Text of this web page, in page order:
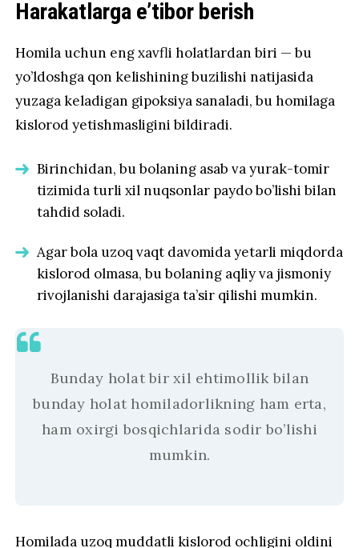
Harakatlarga e’tibor berish
Homila uchun eng xavfli holatlardan biri — bu
yo’ldoshga qon kelishining buzilishi natijasida
yuzaga keladigan gipoksiya sanaladi, bu homilaga
kislorod yetishmasligini bildiradi.
Birinchidan, bu bolaning asab va yurak-tomir
tizimida turli xil nuqsonlar paydo bo’lishi bilan
tahdid soladi.
Agar bola uzoq vaqt davomida yetarli miqdorda
kislorod olmasa, bu bolaning aqliy va jismoniy
rivojlanishi darajasiga ta’sir qilishi mumkin.
Bunday holat bir xil ehtimollik bilan
bunday holat homiladorlikning ham erta,
ham oxirgi bosqichlarida sodir bo’lishi
mumkin.
Homilada uzoq muddatli kislorod ochligini oldini